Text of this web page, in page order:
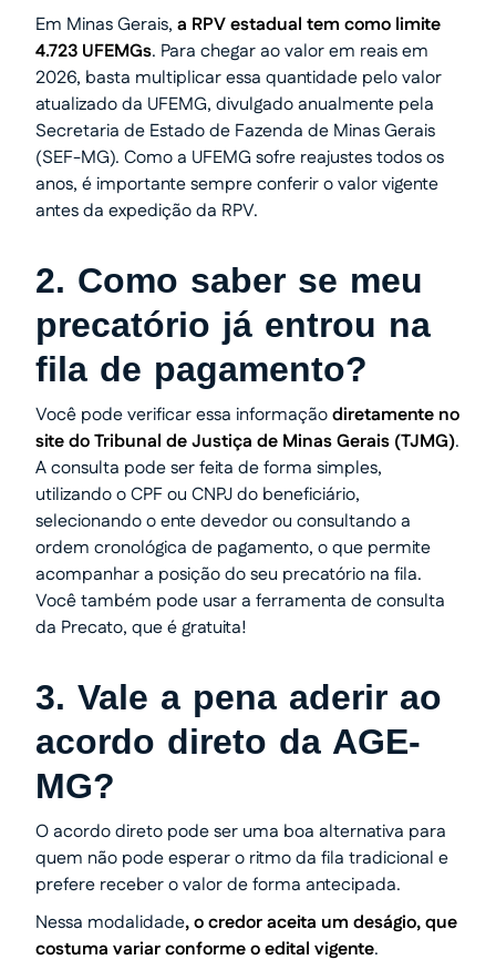
Em Minas Gerais, a RPV estadual tem como limite
4.723 UFEMGs. Para chegar ao valor em reais em
2026, basta multiplicar essa quantidade pelo valor
atualizado da UFEMG, divulgado anualmente pela
Secretaria de Estado de Fazenda de Minas Gerais
(SEF-MG). Como a UFEMG sofre reajustes todos os
anos, é importante sempre conferir o valor vigente
antes da expedição da RPV.
2. Como saber se meu
precatório já entrou na
fila de pagamento?
Você pode verificar essa informaçãodiretamente no
site do Tribunal de Justiça de Minas Gerais (TJMG).
A consulta pode ser feita de forma simples,
utilizando o CPF ou CNPJ do beneficiário,
selecionando o ente devedor ou consultando a
ordem cronológica de pagamento, o que permite
acompanhar a posição do seu precatório na fila.
Você também pode usar a ferramenta de consulta
da Precato, que é gratuita!
3. Vale a pena aderir ao
acordo direto da AGE-
MG?
O acordo direto pode ser uma boa alternativa para
quem não pode esperar o ritmo da fila tradicional e
prefere receber o valor de forma antecipada.
Nessa modalidade, o credor aceita um deságio, que
costuma variar conforme o edital vigente.